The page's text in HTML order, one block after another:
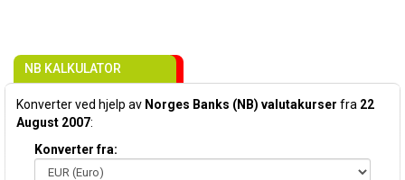
NB KALKULATOR
Konverter ved hjelp av Norges Banks (NB) valutakurser fra 22
August 2007:
Konverter fra: